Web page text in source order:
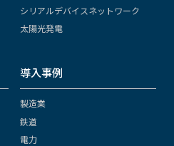
シリアルデバイスネットワーク
太陽光発電
導入事例
製造業
鉄道
電力